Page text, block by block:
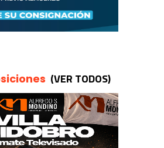
(VER TODOS)